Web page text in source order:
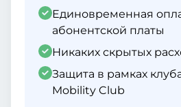
Единовременная
абонентской платы
Никаких скрытых
Защита в рамках
Mobility Club